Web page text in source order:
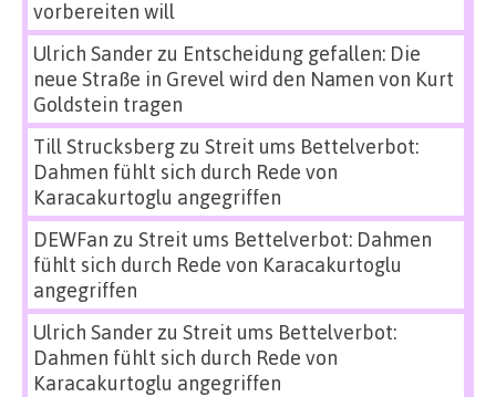
vorbereiten will
Ulrich Sanderzu Entscheidung gefallen: Die
neue Straße in Grevel wird den Namen von Kurt
Goldstein tragen
Till Strucksbergzu Streit ums Bettelverbot:
Dahmen fühlt sich durch Rede von
Karacakurtoglu angegriffen
DEWFan zu Streit ums Bettelverbot: Dahmen
fühlt sich durch Rede von Karacakurtoglu
angegriffen
Ulrich Sanderzu Streit ums Bettelverbot:
Dahmen fühlt sich durch Rede von
Karacakurtoglu angegriffen